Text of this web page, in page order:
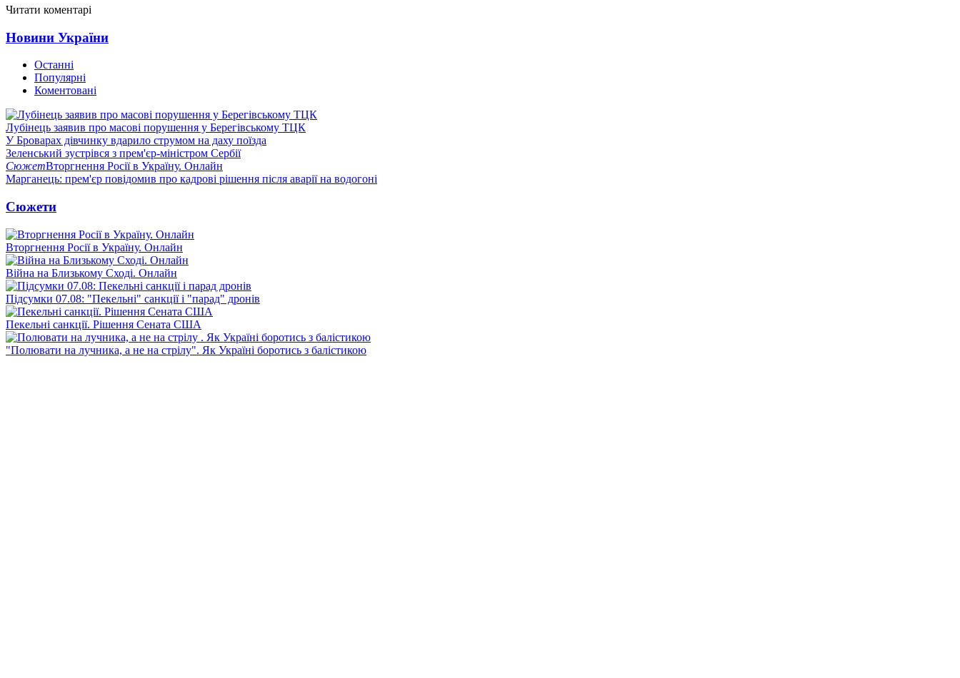
Читати коментарі
Новини України
Останні
Популярні
Коментовані
Лубінець заявив про масові порушення у Берегівському ТЦК
У Броварах дівчинку вдарило струмом на даху поїзда
Зеленський зустрівся з прем'єр-міністром Сербії
СюжетВторгнення Росії в Україну. Онлайн
Марганець: прем'єр повідомив про кадрові рішення після аварії на водогоні
Сюжети
Вторгнення Росії в Україну. Онлайн
Війна на Близькому Сході. Онлайн
Підсумки 07.08: "Пекельні" санкції і "парад" дронів
Пекельні санкції. Рішення Сената США
"Полювати на лучника, а не на стрілу". Як Україні боротись з балістикою